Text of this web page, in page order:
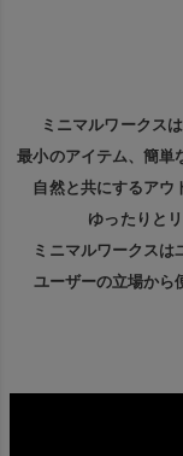
ミニマルワークス
最小のアイテム、簡
自然と共にするアウ
ゆったりと
ミニマルワークス
ユーザーの立場から